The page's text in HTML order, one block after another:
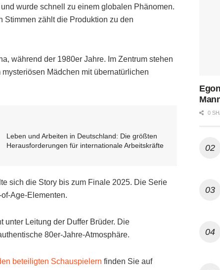
wurde schnell zu einem globalen Phänomen.
Stimmen zählt die Produktion zu den
während der 1980er Jahre. Im Zentrum stehen
Mädchen mit übernatürlichen
Leben und Arbeiten in Deutschland: Die größten
Herausforderungen für internationale Arbeitskräfte
sich die Story bis zum Finale 2025. Die Serie
Age-Elementen.
unter Leitung der Duffer Brüder. Die
80er-Jahre-Atmosphäre.
beteiligten Schauspielern finden Sie auf
0